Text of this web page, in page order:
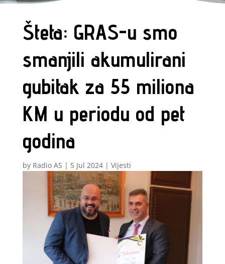
Šteta: GRAS-u smo
smanjili akumulirani
gubitak za 55 miliona
KM u periodu od pet
godina
by Radio AS | 5 Jul 2024| Vijesti